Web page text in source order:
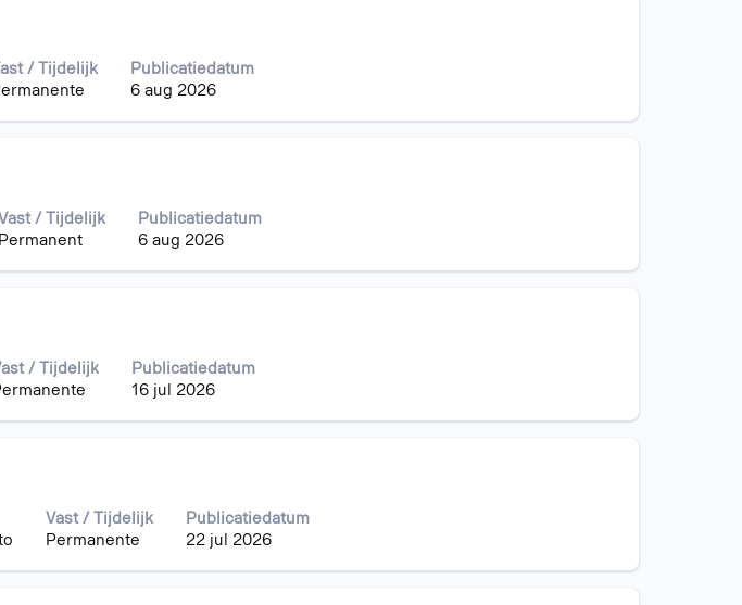
/ Tijdelijk
Publicatiedatum
6 aug 2026
/ Tijdelijk
Permanent
Publicatiedatum
6 aug 2026
/ Tijdelijk
Publicatiedatum
16 jul 2026
Vast / Tijdelijk
Permanente
Publicatiedatum
22 jul 2026